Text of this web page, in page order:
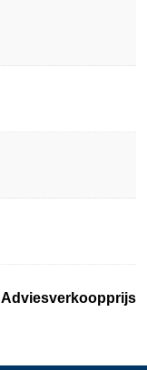
Adviesverkoopprijs